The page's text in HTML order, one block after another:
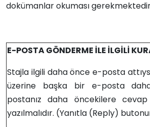
dokümanlar okuması
E-POSTA GÖNDERME İLE İLGİLİ
Stajla ilgili daha önce e-posta
üzerine başka bir e-posta
postanız daha öncekilere
yazılmalıdır. (Yanıtla (Reply)